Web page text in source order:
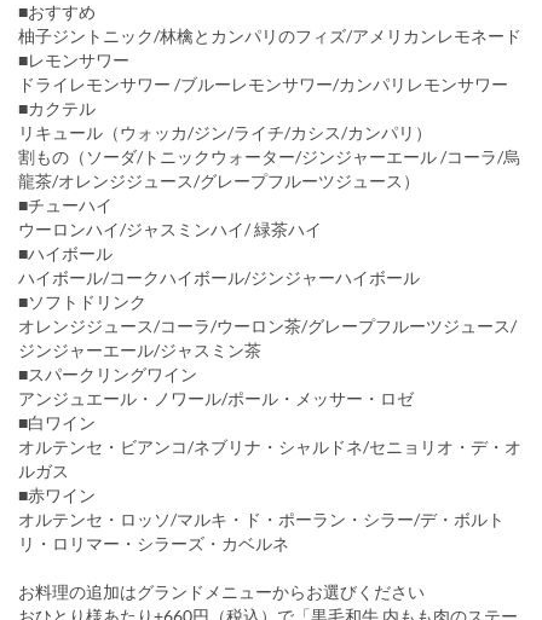
■おすすめ
柚子ジントニック/林檎とカンパリのフィズ/アメリカンレモネード
■レモンサワー
ドライレモンサワー /ブルーレモンサワー/カンパリレモンサワー
■カクテル
リキュール（ウォッカ/ジン/ライチ/カシス/カンパリ）
割もの（ソーダ/トニックウォーター/ジンジャーエール /コーラ/烏
龍茶/オレンジジュース/グレープフルーツジュース）
■チューハイ
ウーロンハイ/ジャスミンハイ/ 緑茶ハイ
■ハイボール
ハイボール/コークハイボール/ジンジャーハイボール
■ソフトドリンク
オレンジジュース/コーラ/ウーロン茶/グレープフルーツジュース/
ジンジャーエール/ジャスミン茶
■スパークリングワイン
アンジュエール・ノワール/ポール・メッサー・ロゼ
■白ワイン
オルテンセ・ビアンコ/ネブリナ・シャルドネ/セニョリオ・デ・オ
ルガス
■赤ワイン
オルテンセ・ロッソ/マルキ・ド・ポーラン・シラー/デ・ボルト
リ・ロリマー・シラーズ・カベルネ
お料理の追加はグランドメニューからお選びください